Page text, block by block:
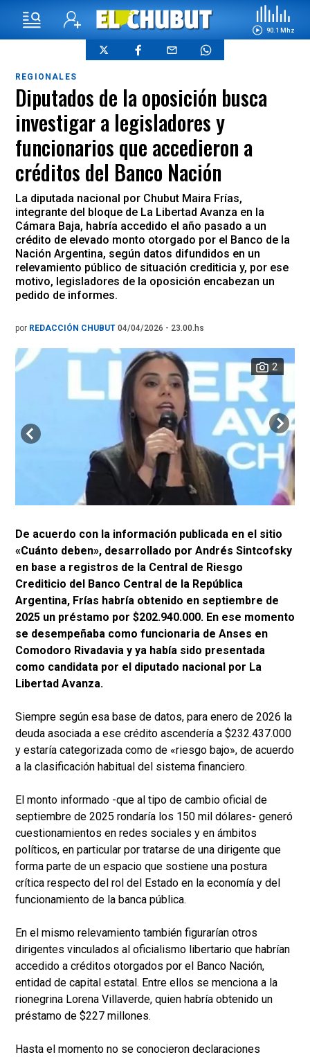
90.1 Mhz
REGIONALES
Diputados de la oposición busca
investigar a legisladores y
funcionarios que accedieron a
créditos del Banco Nación
La diputada nacional por Chubut Maira Frías,
integrante del bloque de La Libertad Avanza en la
Cámara Baja, habría accedido el año pasado a un
crédito de elevado monto otorgado por el Banco de la
Nación Argentina, según datos difundidos en un
relevamiento público de situación crediticia y, por ese
motivo, legisladores de la oposición encabezan un
pedido de informes.
por REDACCIÓN CHUBUT 04/04/2026 - 23.00.hs
2
De acuerdo con la información publicada en el sitio
«Cuánto deben», desarrollado por Andrés Sintcofsky
en base a registros de la Central de Riesgo
Crediticio del Banco Central de la República
Argentina, Frías habría obtenido en septiembre de
2025 un préstamo por $202.940.000. En ese momento
se desempeñaba como funcionaria de Anses en
Comodoro Rivadavia y ya había sido presentada
como candidata por el diputado nacional por La
Libertad Avanza.
Siempre según esa base de datos, para enero de 2026 la
deuda asociada a ese crédito ascendería a $232.437.000
y estaría categorizada como de «riesgo bajo», de acuerdo
a la clasificación habitual del sistema financiero.
El monto informado -que al tipo de cambio oficial de
septiembre de 2025 rondaría los 150 mil dólares- generó
cuestionamientos en redes sociales y en ámbitos
políticos, en particular por tratarse de una dirigente que
forma parte de un espacio que sostiene una postura
crítica respecto del rol del Estado en la economía y del
funcionamiento de la banca pública.
En el mismo relevamiento también figurarían otros
dirigentes vinculados al oficialismo libertario que habrían
accedido a créditos otorgados por el Banco Nación,
entidad de capital estatal. Entre ellos se menciona a la
rionegrina Lorena Villaverde, quien habría obtenido un
préstamo de $227 millones.
Hasta el momento no se conocieron declaraciones